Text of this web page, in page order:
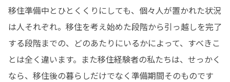
移住準備中とひとくくりにしても、個々人が置かれた状況
は人それぞれ。移住を考え始めた段階から引っ越しを完了
する段階までの、どのあたりにいるかによって、すべきこ
とは全く違います。また移住経験者の私たちは、せっかく
なら、移住後の暮らしだけでなく準備期間そのものです